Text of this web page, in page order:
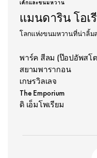
เค้กและขนมหวาน
แมนดาริน โอเ
โลกแห่งขนมหวานที่น่าลิ้ม
พาร์ค สีลม (ป๊อปอัพสโ
สยามพารากอน
เกษรวิลเลจ
The Emporium
ดิ เอ็มโพเรียม